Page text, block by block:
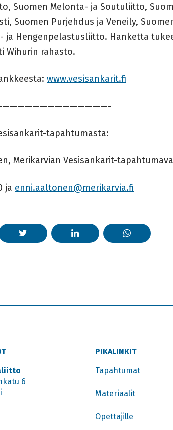
Suomen Melonta- ja Soutuliitto,
Suomen Purjehdus ja Veneily,
ja Hengenpelastusliitto. Hanketta
Wihurin rahasto.
www.vesisankarit.fi
tapahtumasta:
Merikarvian Vesisankarit-
ja enni.aaltonen@merikarvia.fi
6
PIKALINKIT
Tapahtumat
Materiaalit
Opettajille